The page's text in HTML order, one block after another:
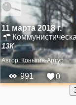
11 марта 2018 г.
13К
Автор:Коныгин-Артур
991 0